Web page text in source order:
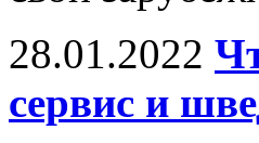
28.01.2022
сервис и